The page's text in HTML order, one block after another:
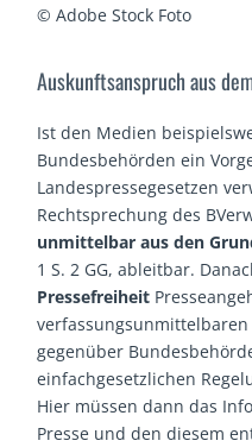
© Adobe Stock Foto
Auskunftsanspruch aus
Ist den Medien
Bundesbehörden ein
Landespressegesetzen
Rechtsprechung des
unmittelbar aus den
1 S. 2 GG, ableitbar.
Pressefreiheit
gegenüber
einfachgesetzlichen
Hier müssen dann das
Presse und den diesem